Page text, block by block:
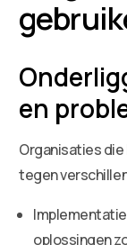
en
Organisaties
tegen
oplossingen